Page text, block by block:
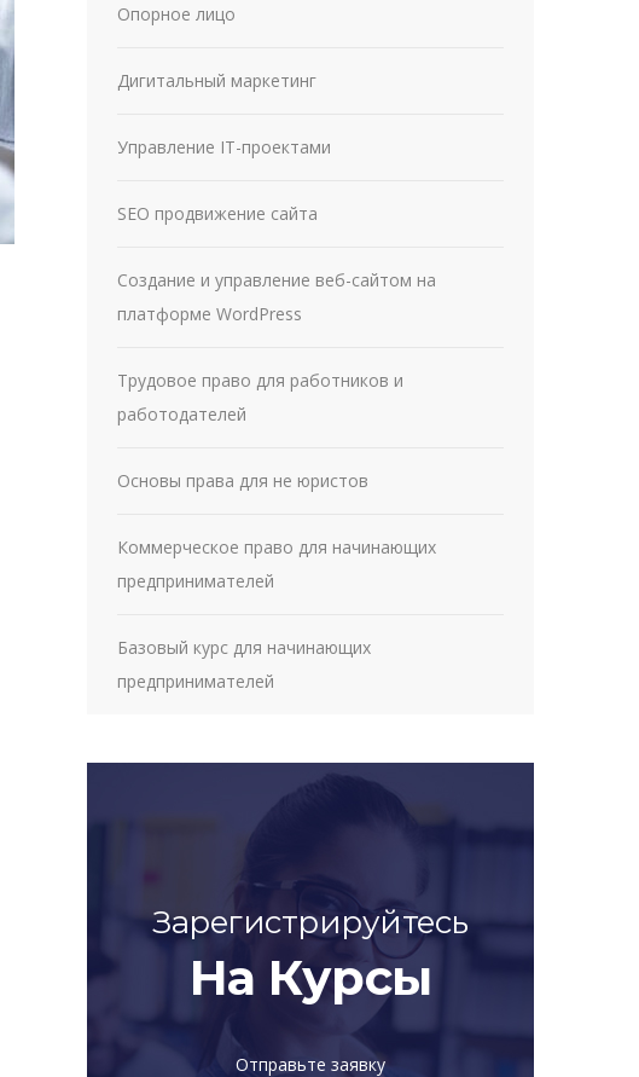
Опорное лицо
Дигитальный маркетинг
Управление IT-проектами
SEO продвижение сайта
Создание и управление веб-сайтом на
платформе WordPress
Трудовое право для работников и
работодателей
Основы права для не юристов
Коммерческое право для начинающих
предпринимателей
Базовый курс для начинающих
предпринимателей
Зарегистрируйтесь
На Курсы
Отправьте заявку